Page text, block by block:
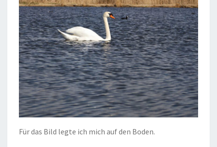
Für das Bild legte ich mich auf den Boden.